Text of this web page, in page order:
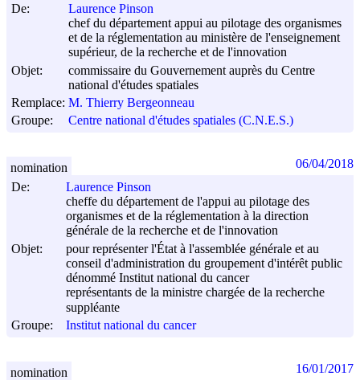
De:
Laurence Pinson
chef du département appui au pilotage des organismes
et de la réglementation au ministère de l'enseignement
supérieur, de la recherche et de l'innovation
Objet:
commissaire du Gouvernement auprès du Centre
national d'études spatiales
Remplace: M. Thierry Bergeonneau
Groupe:
Centre national d'études spatiales (C.N.E.S.)
De:
Laurence Pinson
cheffe du département de l'appui au pilotage des
organismes et de la réglementation à la direction
générale de la recherche et de l'innovation
Objet:
pour représenter l'État à l'assemblée générale et au
conseil d'administration du groupement d'intérêt public
dénommé Institut national du cancer
représentants de la ministre chargée de la recherche
suppléante
Groupe:
Institut national du cancer
nomination 06/04/2018
nomination 16/01/2017